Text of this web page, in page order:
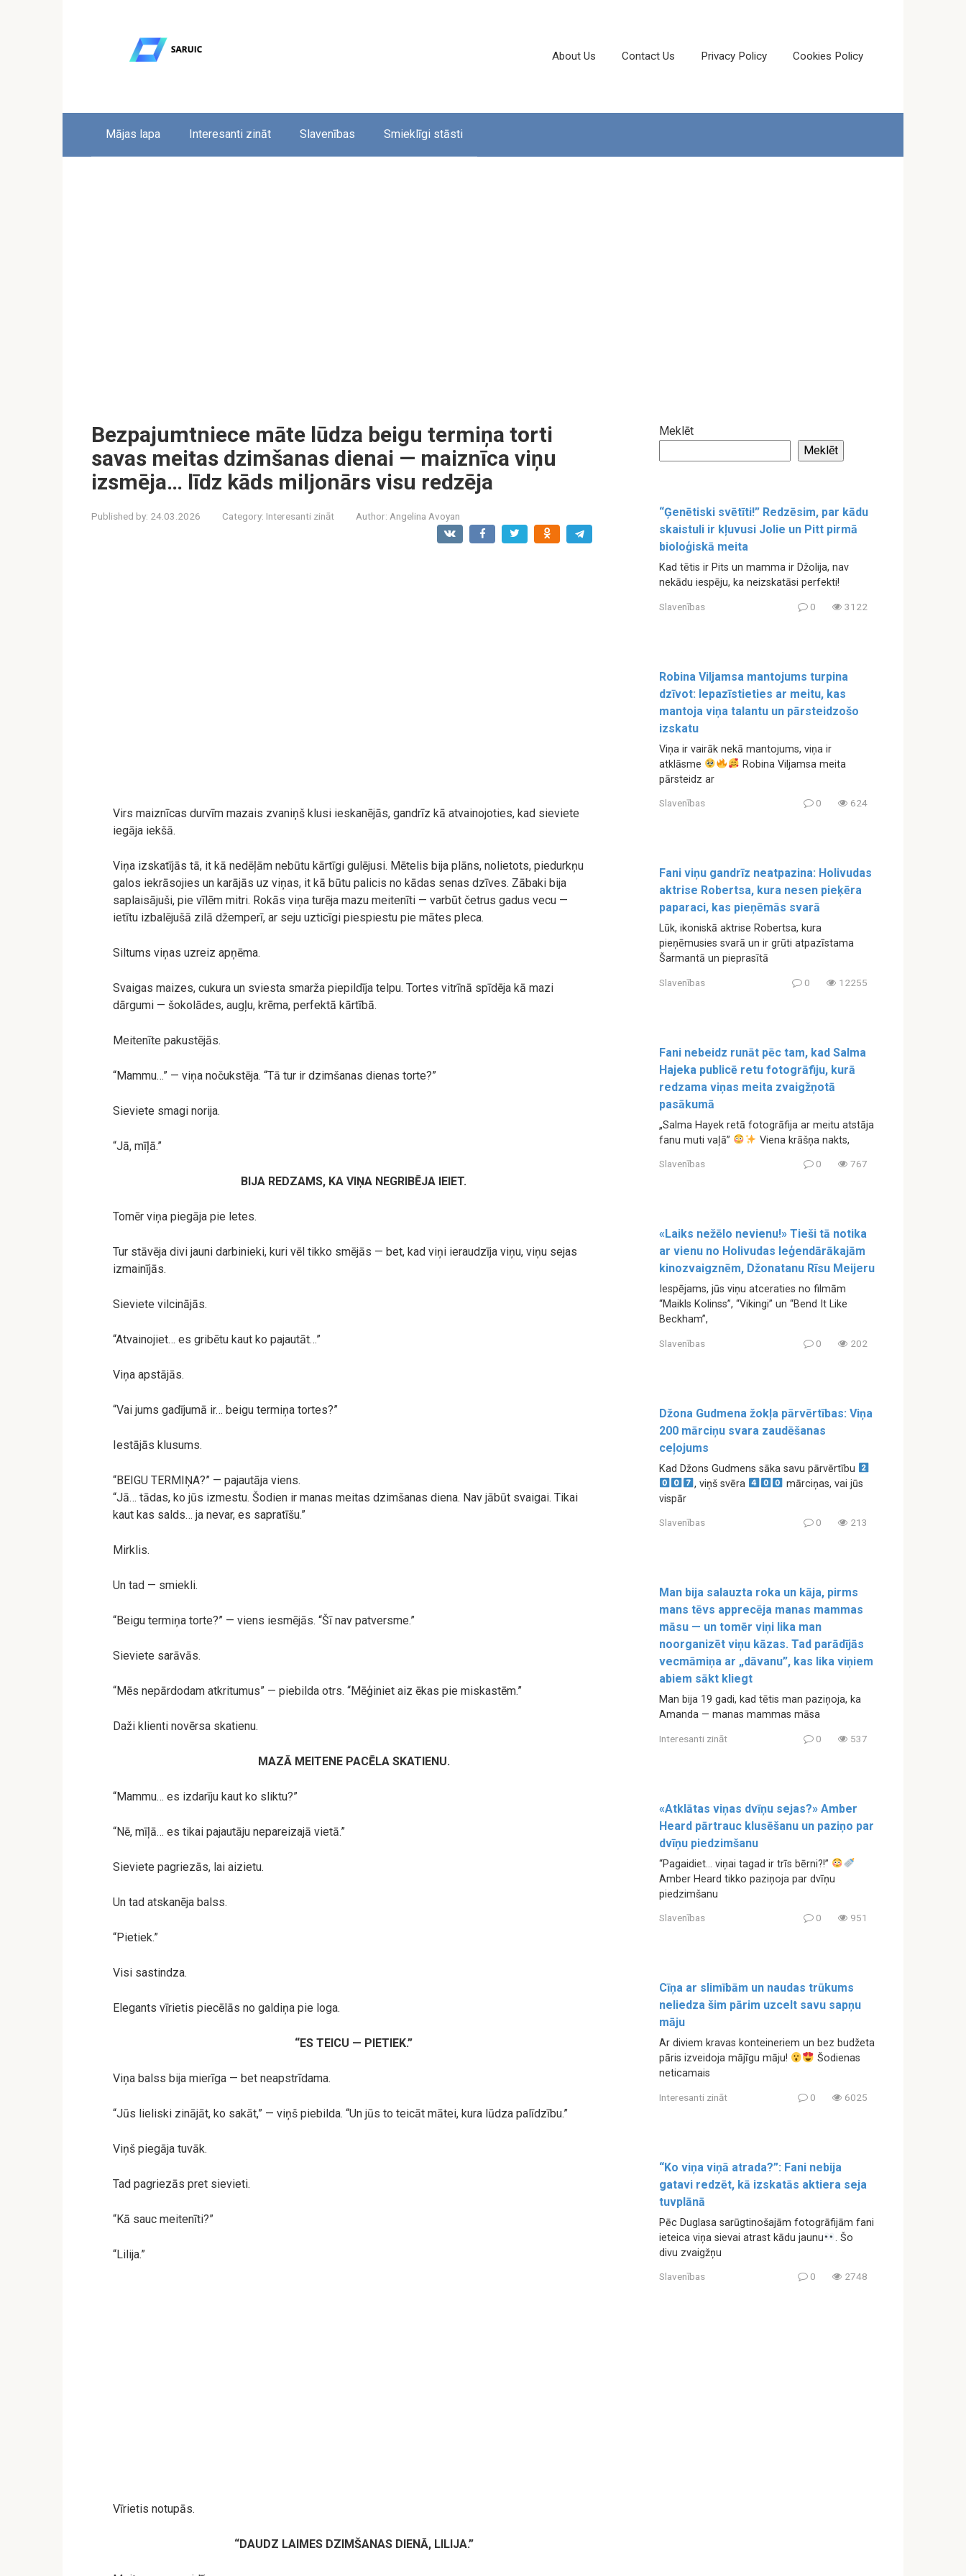
About Us Contact Us Privacy Policy Cookies Policy
Mājas lapa Interesanti zināt Slavenības Smieklīgi stāsti
Bezpajumtniece māte lūdza beigu termiņa torti
savas meitas dzimšanas dienai — maiznīca viņu
izsmēja… līdz kāds miljonārs visu redzēja
Published by: 24.03.2026 Category: Interesanti zināt Author: Angelina Avoyan
Virs maiznīcas durvīm mazais zvaniņš klusi ieskanējās, gandrīz kā atvainojoties, kad sieviete
iegāja iekšā.
Viņa izskatījās tā, it kā nedēļām nebūtu kārtīgi gulējusi. Mētelis bija plāns, nolietots, piedurkņu
galos iekrāsojies un karājās uz viņas, it kā būtu palicis no kādas senas dzīves. Zābaki bija
saplaisājuši, pie vīlēm mitri. Rokās viņa turēja mazu meitenīti — varbūt četrus gadus vecu —
ietītu izbalējušā zilā džemperī, ar seju uzticīgi piespiestu pie mātes pleca.
Siltums viņas uzreiz apņēma.
Svaigas maizes, cukura un sviesta smarža piepildīja telpu. Tortes vitrīnā spīdēja kā mazi
dārgumi — šokolādes, augļu, krēma, perfektā kārtībā.
Meitenīte pakustējās.
“Mammu…” — viņa nočukstēja. “Tā tur ir dzimšanas dienas torte?”
Sieviete smagi norija.
“Jā, mīļā.”
BIJA REDZAMS, KA VIŅA NEGRIBĒJA IEIET.
Tomēr viņa piegāja pie letes.
Tur stāvēja divi jauni darbinieki, kuri vēl tikko smējās — bet, kad viņi ieraudzīja viņu, viņu sejas
izmainījās.
Sieviete vilcinājās.
“Atvainojiet… es gribētu kaut ko pajautāt…”
Viņa apstājās.
“Vai jums gadījumā ir… beigu termiņa tortes?”
Iestājās klusums.
“BEIGU TERMIŅA?” — pajautāja viens.
“Jā… tādas, ko jūs izmestu. Šodien ir manas meitas dzimšanas diena. Nav jābūt svaigai. Tikai
kaut kas salds… ja nevar, es sapratīšu.”
Mirklis.
Un tad — smiekli.
“Beigu termiņa torte?” — viens iesmējās. “Šī nav patversme.”
Sieviete sarāvās.
“Mēs nepārdodam atkritumus” — piebilda otrs. “Mēģiniet aiz ēkas pie miskastēm.”
Daži klienti novērsa skatienu.
MAZĀ MEITENE PACĒLA SKATIENU.
“Mammu… es izdarīju kaut ko sliktu?”
“Nē, mīļā… es tikai pajautāju nepareizajā vietā.”
Sieviete pagriezās, lai aizietu.
Un tad atskanēja balss.
“Pietiek.”
Visi sastindza.
Elegants vīrietis piecēlās no galdiņa pie loga.
“ES TEICU — PIETIEK.”
Viņa balss bija mierīga — bet neapstrīdama.
“Jūs lieliski zinājāt, ko sakāt,” — viņš piebilda. “Un jūs to teicāt mātei, kura lūdza palīdzību.”
Viņš piegāja tuvāk.
Tad pagriezās pret sievieti.
“Kā sauc meitenīti?”
“Lilija.”
Vīrietis notupās.
“DAUDZ LAIMES DZIMŠANAS DIENĀ, LILIJA.”
Meklēt
Meklēt
“Ģenētiski svētīti!” Redzēsim, par kādu
skaistuli ir kļuvusi Jolie un Pitt pirmā
bioloģiskā meita
Kad tētis ir Pits un mamma ir Džolija, nav
nekādu iespēju, ka neizskatāsi perfekti!
Slavenības 0 3122
Robina Viljamsa mantojums turpina
dzīvot: Iepazīstieties ar meitu, kas
mantoja viņa talantu un pārsteidzošo
izskatu
Viņa ir vairāk nekā mantojums, viņa ir
atklāsme
Robina Viljamsa meita
pārsteidz ar
Slavenības 0 624
Fani viņu gandrīz neatpazina: Holivudas
aktrise Robertsa, kura nesen pieķēra
paparaci, kas pieņēmās svarā
Lūk, ikoniskā aktrise Robertsa, kura
pieņēmusies svarā un ir grūti atpazīstama
Šarmantā un pieprasītā
Slavenības 0 12255
Fani nebeidz runāt pēc tam, kad Salma
Hajeka publicē retu fotogrāfiju, kurā
redzama viņas meita zvaigžņotā
pasākumā
„Salma Hayek retā fotogrāfija ar meitu atstāja
fanu muti vaļā”
Viena krāšņa nakts,
Slavenības 0 767
«Laiks nežēlo nevienu!» Tieši tā notika
ar vienu no Holivudas leģendārākajām
kinozvaigznēm, Džonatanu Rīsu Meijeru
Iespējams, jūs viņu atceraties no filmām
“Maikls Kolinss”, “Vikingi” un “Bend It Like
Beckham”,
Slavenības 0 202
Džona Gudmena žokļa pārvērtības: Viņa
200 mārciņu svara zaudēšanas
ceļojums
Kad Džons Gudmens sāka savu pārvērtību
, viņš svēra
mārciņas, vai jūs
vispār
Slavenības 0 213
Man bija salauzta roka un kāja, pirms
mans tēvs apprecēja manas mammas
māsu — un tomēr viņi lika man
noorganizēt viņu kāzas. Tad parādījās
vecmāmiņa ar „dāvanu”, kas lika viņiem
abiem sākt kliegt
Man bija 19 gadi, kad tētis man paziņoja, ka
Amanda — manas mammas māsa
Interesanti zināt 0 537
«Atklātas viņas dvīņu sejas?» Amber
Heard pārtrauc klusēšanu un paziņo par
dvīņu piedzimšanu
“Pagaidiet… viņai tagad ir trīs bērni?!”
Amber Heard tikko paziņoja par dvīņu
piedzimšanu
Slavenības 0 951
Cīņa ar slimībām un naudas trūkums
neliedza šim pārim uzcelt savu sapņu
māju
Ar diviem kravas konteineriem un bez budžeta
pāris izveidoja mājīgu māju!
Šodienas
neticamais
Interesanti zināt 0 6025
“Ko viņa viņā atrada?”: Fani nebija
gatavi redzēt, kā izskatās aktiera seja
tuvplānā
Pēc Duglasa sarūgtinošajām fotogrāfijām fani
ieteica viņa sievai atrast kādu jaunu
. Šo
divu zvaigžņu
Slavenības 0 2748